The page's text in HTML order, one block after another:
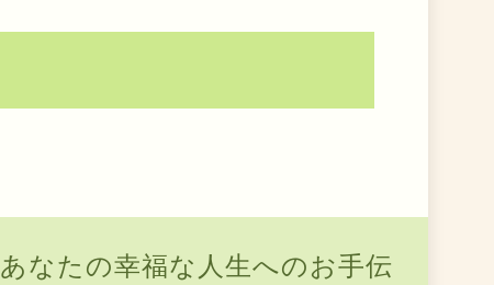
あなたの幸福な人生へのお手伝